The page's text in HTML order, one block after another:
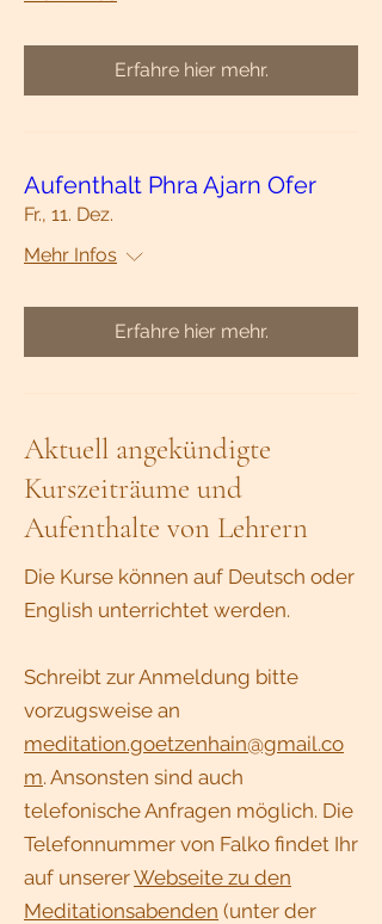
Erfahre hier mehr.
Aufenthalt Phra Ajarn Ofer
Fr., 11. Dez.
Mehr Infos
Erfahre hier mehr.
Aktuell angekündigte
Kurszeiträume und
Aufenthalte von Lehrern
Die Kurse können auf Deutsch oder
English unterrichtet werden.
Schreibt zur Anmeldung bitte
vorzugsweise an
meditation.goetzenhain@gmail.co
m. Ansonsten sind auch
telefonische Anfragen möglich. Die
Telefonnummer von Falko findet Ihr
auf unsererWebseite zu den
Meditationsabenden (unter der